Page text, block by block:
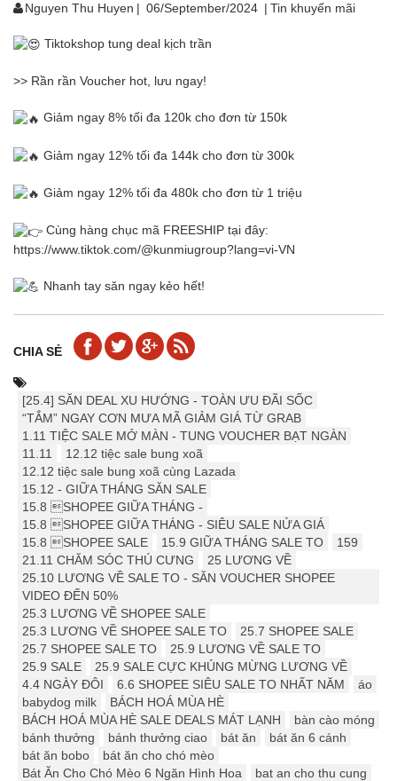
Nguyen Thu Huyen | 06/September/2024 | Tin khuyến mãi
Tiktokshop tung deal kịch trần
>> Rần rần Voucher hot, lưu ngay!
Giảm ngay 8% tối đa 120k cho đơn từ 150k
Giảm ngay 12% tối đa 144k cho đơn từ 300k
Giảm ngay 12% tối đa 480k cho đơn từ 1 triệu
Cùng hàng chục mã FREESHIP tại đây:
https://www.tiktok.com/@kunmiugroup?lang=vi-VN
Nhanh tay săn ngay kẻo hết!
CHIA SẺ
[25.4] ️️SĂN DEAL XU HƯỚNG - TOÀN ƯU ĐÃI SỐC
“TẮM” NGAY CƠN MƯA MÃ GIẢM GIÁ TỪ GRAB
1.11 TIỆC SALE MỞ MÀN - TUNG VOUCHER BẠT NGÀN
11.11
12.12 tiệc sale bung xoã
12.12 tiệc sale bung xoã cùng Lazada
15.12 - GIỮA THÁNG SĂN SALE
15.8 SHOPEE GIỮA THÁNG -
15.8 SHOPEE GIỮA THÁNG - SIÊU SALE NỬA GIÁ
15.8 SHOPEE SALE
15.9 ️GIỮA THÁNG SALE TO
159
21.11 CHĂM SÓC THÚ CƯNG
25 LƯƠNG VỀ
25.10 LƯƠNG VỀ SALE TO - SĂN VOUCHER SHOPEE
VIDEO ĐẾN 50%
25.3 LƯƠNG VỀ SHOPEE SALE
25.3 LƯƠNG VỀ SHOPEE SALE TO
25.7 SHOPEE SALE
25.7 SHOPEE SALE TO
25.9 LƯƠNG VỀ SALE TO
25.9 SALE
25.9 SALE CỰC KHỦNG MỪNG LƯƠNG VỀ
4.4 NGÀY ĐÔI
6.6 SHOPEE SIÊU SALE TO NHẤT NĂM
áo
babydog milk
BÁCH HOÁ MÙA HÈ
BÁCH HOÁ MÙA HÈ SALE DEALS MÁT LẠNH
bàn cào móng
bánh thưởng
bánh thưởng ciao bát ăn
bát ăn 6 cánh
bát ăn bobo
bát ăn cho chó mèo
Bát Ăn Cho Chó Mèo 6 Ngăn Hình Hoa
bat an cho thu cung